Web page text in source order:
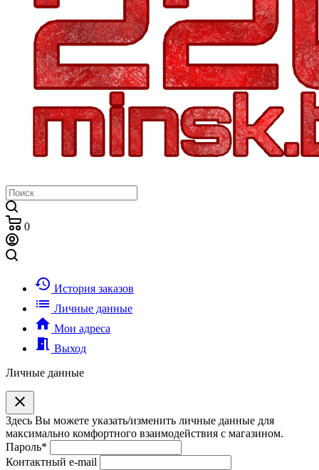
0
history История заказов
list Личные данные
home Мои адреса
meeting_room Выход
Личные данные
clear
Здесь Вы можете указать/изменить личные данные для
максимально комфортного взаимодействия с магазином.
Пароль*
Контактный e-mail